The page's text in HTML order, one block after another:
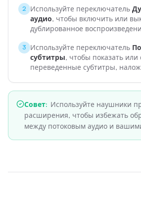
2 Используйте переключатель
аудио, чтобы включить или
дублированное
3 Используйте переключатель
субтитры, чтобы показать или
переведенные субтитры,
Совет: Используйте наушники
расширения, чтобы избежать
между потоковым аудио и